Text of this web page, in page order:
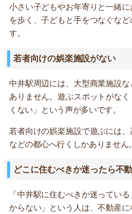
小さい子どもやお年寄りと一緒
を歩く、子どもと手をつなぐな
す。
若者向けの娯楽施設がない
中井駅周辺には、大型商業施設
ありません。遊ぶスポットがな
くない」という声が多いです。
若者向けの娯楽施設で遊ぶには
などの都心へ行くしかありません。
どこに住むべきか迷ったら不
「中井駅に住むべきか迷ってい
からない」という人は、不動産